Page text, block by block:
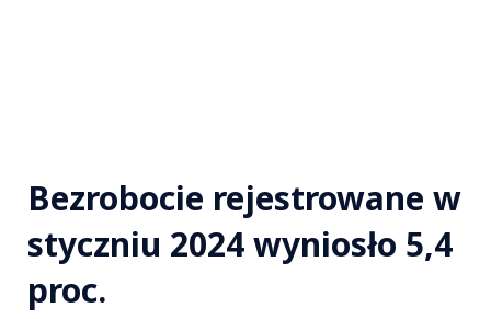
Bezrobocie rejestrowane w
styczniu 2024 wyniosło 5,4
proc.